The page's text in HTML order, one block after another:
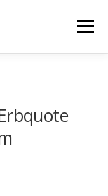
Menü